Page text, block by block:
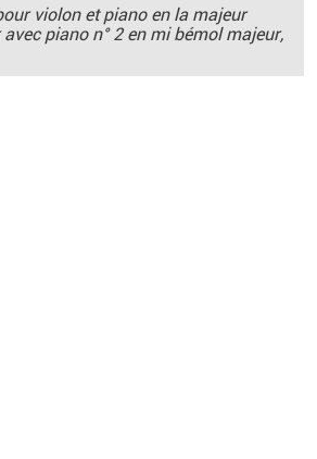
violon et piano en la majeur
piano n° 2 en mi bémol majeur,